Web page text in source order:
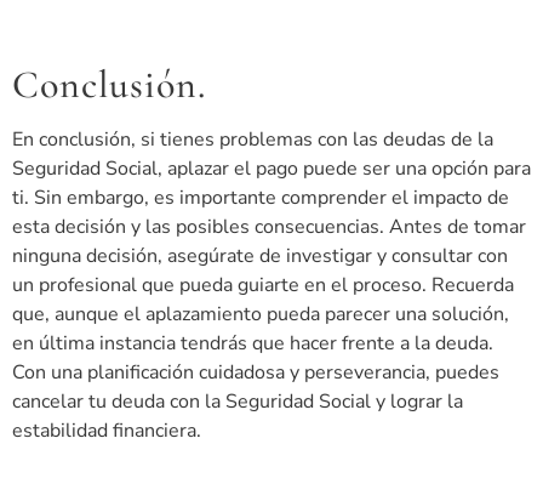
Conclusión.
En conclusión, si tienes problemas con las deudas de la
Seguridad Social, aplazar el pago puede ser una opción para
ti. Sin embargo, es importante comprender el impacto de
esta decisión y las posibles consecuencias. Antes de tomar
ninguna decisión, asegúrate de investigar y consultar con
un profesional que pueda guiarte en el proceso. Recuerda
que, aunque el aplazamiento pueda parecer una solución,
en última instancia tendrás que hacer frente a la deuda.
Con una planificación cuidadosa y perseverancia, puedes
cancelar tu deuda con la Seguridad Social y lograr la
estabilidad financiera.